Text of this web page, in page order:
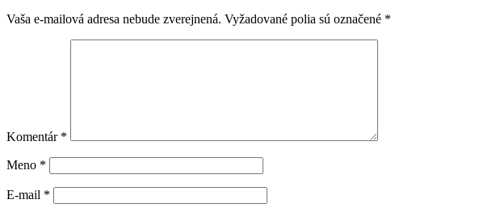
Vaša e-mailová adresa nebude zverejnená. Vyžadované polia sú označené *
Komentár *
Meno *
E-mail *